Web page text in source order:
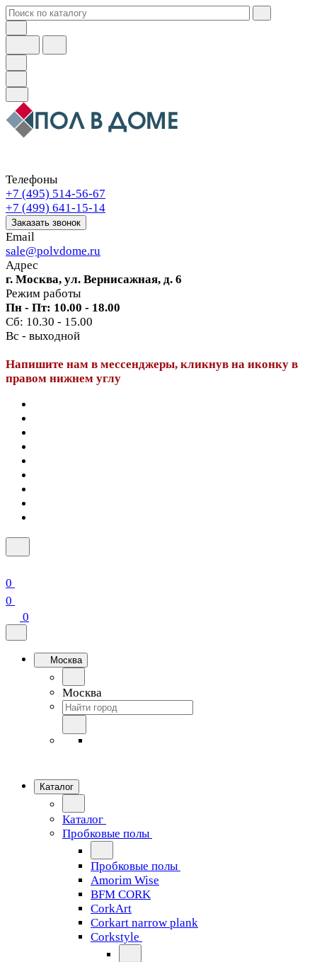
Телефоны
+7 (495) 514-56-67
+7 (499) 641-15-14
Заказать звонок
Email
sale@polvdome.ru
Адрес
г. Москва, ул. Вернисажная, д. 6
Режим работы
Пн - Пт: 10.00 - 18.00
Сб: 10.30 - 15.00
Вс - выходной
Напишите нам в мессенджеры, кликнув на иконку в
правом нижнем углу
0
0
0
Москва
Москва
Каталог
Каталог
Пробковые полы
Пробковые полы
Amorim Wise
BFM CORK
CorkArt
Corkart narrow plank
Corkstyle